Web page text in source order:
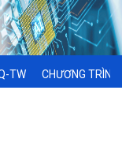
TW CHƯƠNG